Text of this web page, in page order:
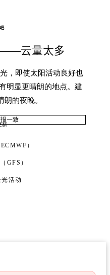
——云量太多
，即使太阳活动良好也
明显更晴朗的地点。建
的夜晚。
一致
新
）
GFS）
光活动